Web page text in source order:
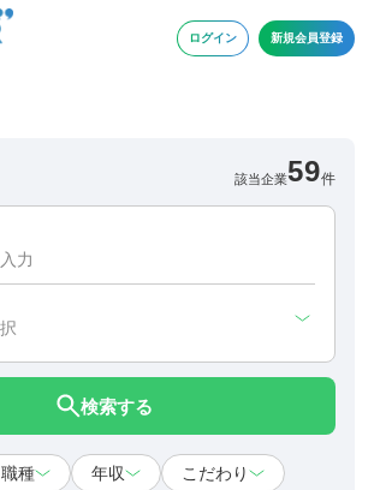
ログイン 新規会員登録
該当企業59件
検索する
職種 年収 こだわり